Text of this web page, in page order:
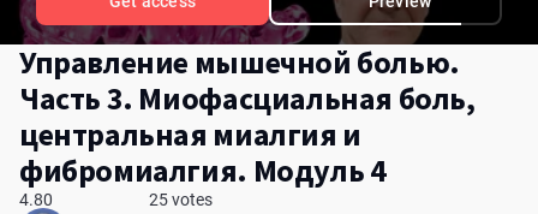
Управление мышечной болью.
Часть 3. Миофасциальная боль,
центральная миалгия и
фибромиалгия. Модуль 4
4.80
25 votes